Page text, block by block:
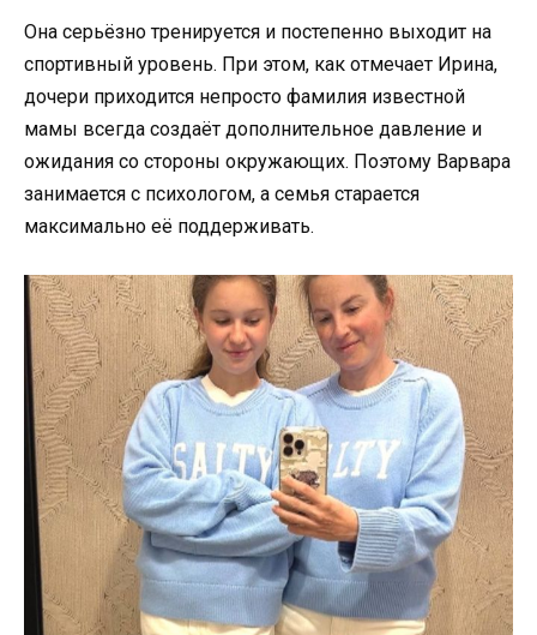
Она серьёзно тренируется и постепенно выходит на
спортивный уровень. При этом, как отмечает Ирина,
дочери приходится непросто фамилия известной
мамы всегда создаёт дополнительное давление и
ожидания со стороны окружающих. Поэтому Варвара
занимается с психологом, а семья старается
максимально её поддерживать.